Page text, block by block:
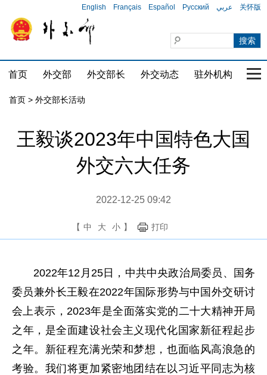
English Français Español Русский عربي 关怀版
首页 外交部 外交部长 外交动态 驻外机构 国
首页 > 外交部长活动
王毅谈2023年中国特色大国
外交六大任务
2022-12-25 09:42
【 中 大 小 】 打印
2022年12月25日，中共中央政治局委员、国务
委员兼外长王毅在2022年国际形势与中国外交研讨
会上表示，2023年是全面落实党的二十大精神开局
之年，是全面建设社会主义现代化国家新征程起步
之年。新征程充满光荣和梦想，也面临风高浪急的
考验。我们将更加紧密地团结在以习近平同志为核